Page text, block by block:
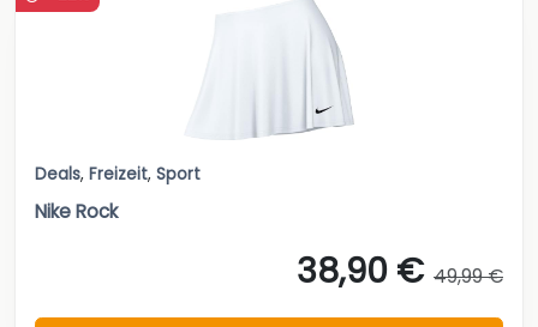
Deals, Freizeit, Sport
Nike Rock
38,90 € 49,99 €